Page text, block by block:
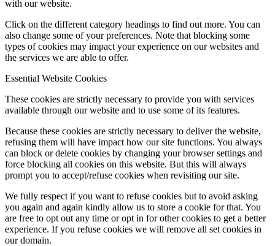
with our website.
Click on the different category headings to find out more. You can
also change some of your preferences. Note that blocking some
types of cookies may impact your experience on our websites and
the services we are able to offer.
Essential Website Cookies
These cookies are strictly necessary to provide you with services
available through our website and to use some of its features.
Because these cookies are strictly necessary to deliver the website,
refusing them will have impact how our site functions. You always
can block or delete cookies by changing your browser settings and
force blocking all cookies on this website. But this will always
prompt you to accept/refuse cookies when revisiting our site.
We fully respect if you want to refuse cookies but to avoid asking
you again and again kindly allow us to store a cookie for that. You
are free to opt out any time or opt in for other cookies to get a better
experience. If you refuse cookies we will remove all set cookies in
our domain.